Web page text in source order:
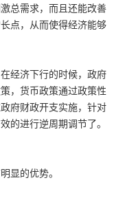
总需求，而且还能改善
点，从而使得经济能够
经济下行的时候，政府
，货币政策通过政策性
府财政开支实施，针对
的进行逆周期调节了。
显的优势。